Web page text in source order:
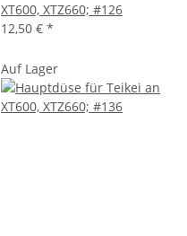
XT600, XTZ660; #126
12,50 € *
Auf Lager